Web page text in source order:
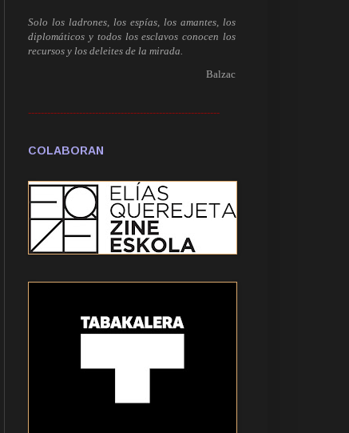
Solo los ladrones, los espías, los amantes, los
diplomáticos y todos los esclavos conocen los
recursos y los deleites de la mirada.
Balzac
------------------------------------------------------------
COLABORAN